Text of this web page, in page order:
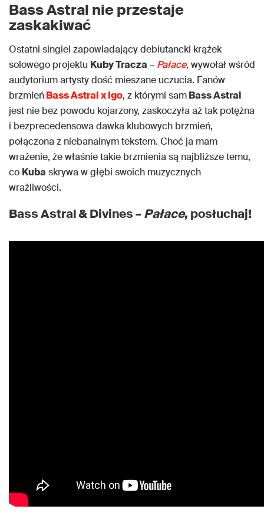
Bass Astral nie przestaje
zaskakiwać
Ostatni singiel zapowiadający debiutancki krążek
solowego projektu Kuby Tracza – Pałace,wywołał wśród
audytorium artysty dość mieszane uczucia. Fanów
brzmieńBass Astral x Igo, z którymi samBass Astral
jest nie bez powodu kojarzony, zaskoczyła aż tak potężna
i bezprecedensowa dawka klubowych brzmień,
połączona z niebanalnym tekstem. Choć ja mam
wrażenie, że właśnie takie brzmienia są najbliższe temu,
co Kuba skrywa w głębi swoich muzycznych
wrażliwości.
Bass Astral & Divines –Pałace, posłuchaj!